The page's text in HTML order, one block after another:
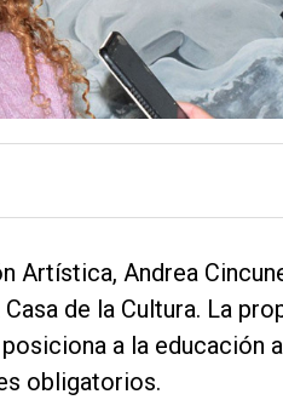
Artística, Andrea
de la Cultura. La
a la educación
obligatorios.